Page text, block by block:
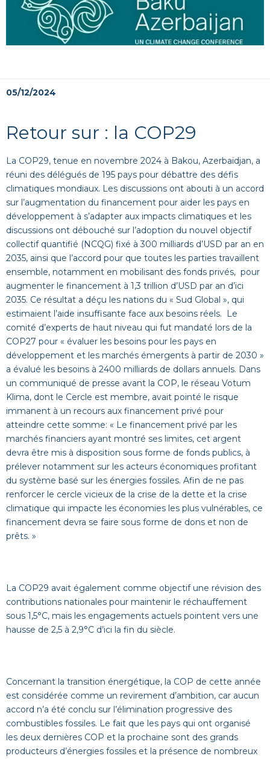
05/12/2024
Retour sur : la COP29
La COP29, tenue en novembre 2024 à Bakou, Azerbaïdjan, a
réuni des délégués de 195 pays pour débattre des défis
climatiques mondiaux. Les discussions ont abouti à un accord
sur l’augmentation du financement pour aider les pays en
développement à s’adapter aux impacts climatiques et les
discussions ont débouché sur l’adoption du nouvel objectif
collectif quantifié (NCQG) fixé à 300 milliards d’USD par an en
2035, ainsi que l’accord pour que toutes les parties travaillent
ensemble, notamment en mobilisant des fonds privés, pour
augmenter le financement à 1,3 trillion d’USD par an d’ici
2035. Ce résultat a déçu les nations du « Sud Global », qui
estimaient l’aide insuffisante face aux besoins réels. Le
comité d’experts de haut niveau qui fut mandaté lors de la
COP27 pour « évaluer les besoins pour les pays en
développement et les marchés émergents à partir de 2030 »
a évalué les besoins à 2400 milliards de dollars annuels. Dans
un communiqué de presse avant la COP, le réseau Votum
Klima, dont le Cercle est membre, avait pointé le risque
immanent à un recours aux financement privé pour
atteindre cette somme: « Le financement privé par les
marchés financiers ayant montré ses limites, cet argent
devra être mis à disposition sous forme de fonds publics, à
prélever notamment sur les acteurs économiques profitant
du système basé sur les énergies fossiles. Afin de ne pas
renforcer le cercle vicieux de la crise de la dette et la crise
climatique qui impacte les économies les plus vulnérables, ce
financement devra se faire sous forme de dons et non de
prêts. »
La COP29 avait également comme objectif une révision des
contributions nationales pour maintenir le réchauffement
sous 1,5°C, mais les engagements actuels pointent vers une
hausse de 2,5 à 2,9°C d’ici la fin du siècle.
Concernant la transition énergétique, la COP de cette année
est considérée comme un revirement d’ambition, car aucun
accord n’a été conclu sur l’élimination progressive des
combustibles fossiles. Le fait que les pays qui ont organisé
les deux dernières COP et la prochaine sont des grands
producteurs d’énergies fossiles et la présence de nombreux